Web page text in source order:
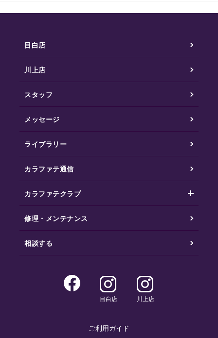
目白店
川上店
スタッフ
メッセージ
ライブラリー
カラファテ通信
カラファテクラブ
修理・メンテナンス
相談する
目白店 川上店
ご利用ガイド